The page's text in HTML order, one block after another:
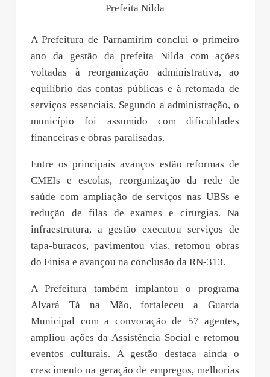
Prefeita Nilda
A Prefeitura de Parnamirim conclui o primeiro
ano da gestão da prefeita Nilda com ações
voltadas à reorganização administrativa, ao
equilíbrio das contas públicas e à retomada de
serviços essenciais. Segundo a administração, o
município foi assumido com dificuldades
financeiras e obras paralisadas.
Entre os principais avanços estão reformas de
CMEIs e escolas, reorganização da rede de
saúde com ampliação de serviços nas UBSs e
redução de filas de exames e cirurgias. Na
infraestrutura, a gestão executou serviços de
tapa-buracos, pavimentou vias, retomou obras
do Finisa e avançou na conclusão da RN-313.
A Prefeitura também implantou o programa
Alvará Tá na Mão, fortaleceu a Guarda
Municipal com a convocação de 57 agentes,
ampliou ações da Assistência Social e retomou
eventos culturais. A gestão destaca ainda o
crescimento na geração de empregos, melhorias